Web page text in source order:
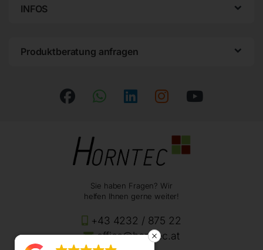
INFOS
Produktberatung anfragen
Sie haben Fragen? Wir
helfen Ihnen gerne weiter!
+43 4232 / 875 22
office@horntec.at